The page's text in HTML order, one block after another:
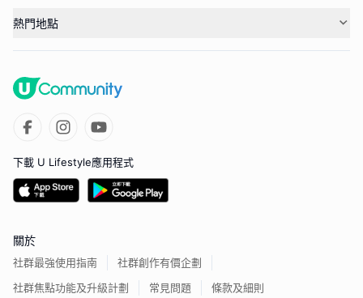
熱門地點
下載 U Lifestyle應用程式
關於
社群最強使用指南
社群創作有價企劃
社群焦點功能及升級計劃
常見問題 條款及細則